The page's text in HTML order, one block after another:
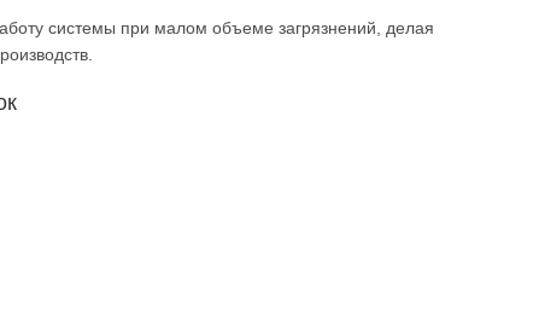
системы при малом объеме загрязнений, делая